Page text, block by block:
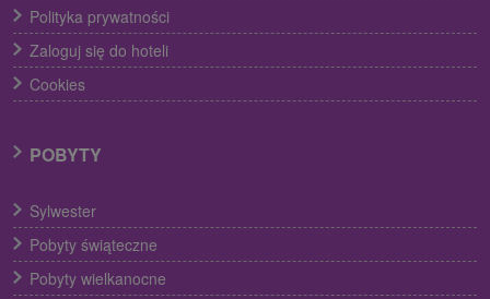
Polityka prywatności
Zaloguj się do hoteli
Cookies
POBYTY
Sylwester
Pobyty świąteczne
Pobyty wielkanocne